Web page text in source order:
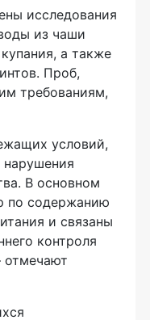
исследования
из чаши
а также
Проб,
требованиям,
условий,
В основном
по содержанию
и связаны
контроля
отмечают